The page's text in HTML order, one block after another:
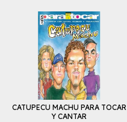
CATUPECU MACHU PARA TOCAR
Y CANTAR